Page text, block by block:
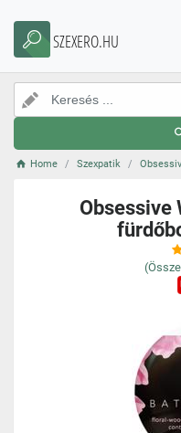
SZEXERO.HU
Home Szexpatik
Obsessive